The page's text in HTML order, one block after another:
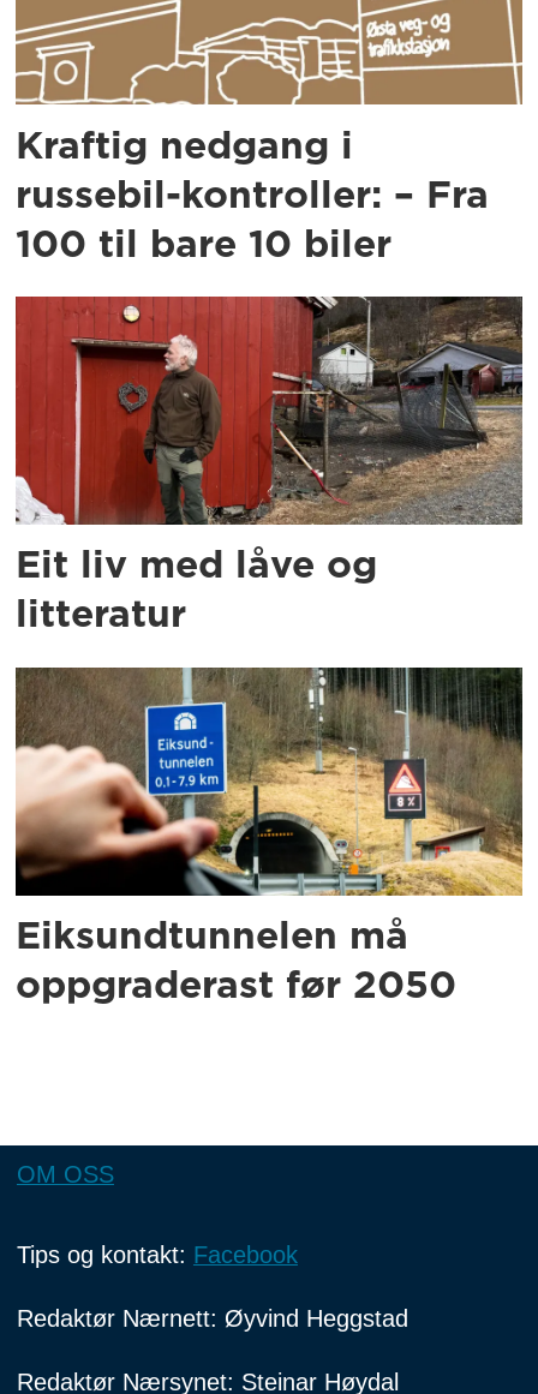
Kraftig nedgang i
russebil-kontroller: – Fra
100 til bare 10 biler
Eit liv med låve og
litteratur
Eiksundtunnelen må
oppgraderast før 2050
OM OSS
Tips og kontakt: Facebook
Redaktør Nærnett: Øyvind Heggstad
Redaktør Nærsynet: Steinar Høydal